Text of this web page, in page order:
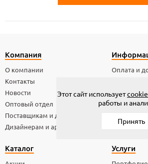
Компания
О компании
Контакты
Новости
Оптовый отдел
Поставщикам и дилерам
Дизайнерам и архитекторам
Оплата и
Статьи
Условия
Каталог Услуги
Этот сайт использует
работы и
Принять